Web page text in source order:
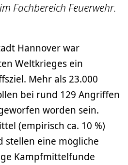
Fachbereich Feuerwehr.
Hannover war
Weltkrieges ein
Mehr als 23.000
bei rund 129 Angriffen
worden sein.
(empirisch ca. 10 %)
stellen eine mögliche
Kampfmittelfunde